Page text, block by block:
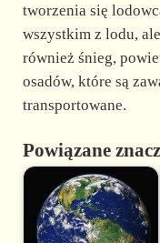
tworzenia się
wszystkim z lodu,
również śnieg,
osadów, które są
transportowane.
Powiązane